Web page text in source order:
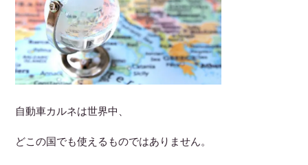
自動車カルネは世界中、
どこの国でも使えるものではありません。